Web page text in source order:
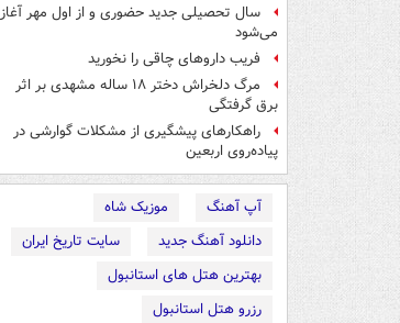
سال تحصیلی جدید حضوری و از اول مهر آغاز
می‌شود
فریب داروهای چاقی را نخورید
مرگ دلخراش دختر ۱۸ ساله مشهدی بر اثر
برق گرفتگی
راهکارهای پیشگیری از مشکلات گوارشی در
پیاده‌روی اربعین
آپ آهنگ
موزیک شاه
دانلود آهنگ جدید
سایت تاریخ ایران
بهترین هتل های استانبول
رزرو هتل استانبول